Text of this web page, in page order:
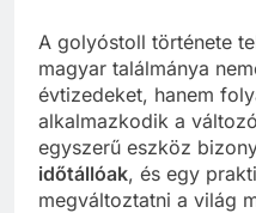
A golyóstoll története
magyar találmánya
évtizedeket, hanem
alkalmazkodik a
egyszerű eszköz
időtállóak, és egy
megváltoztatni a világ